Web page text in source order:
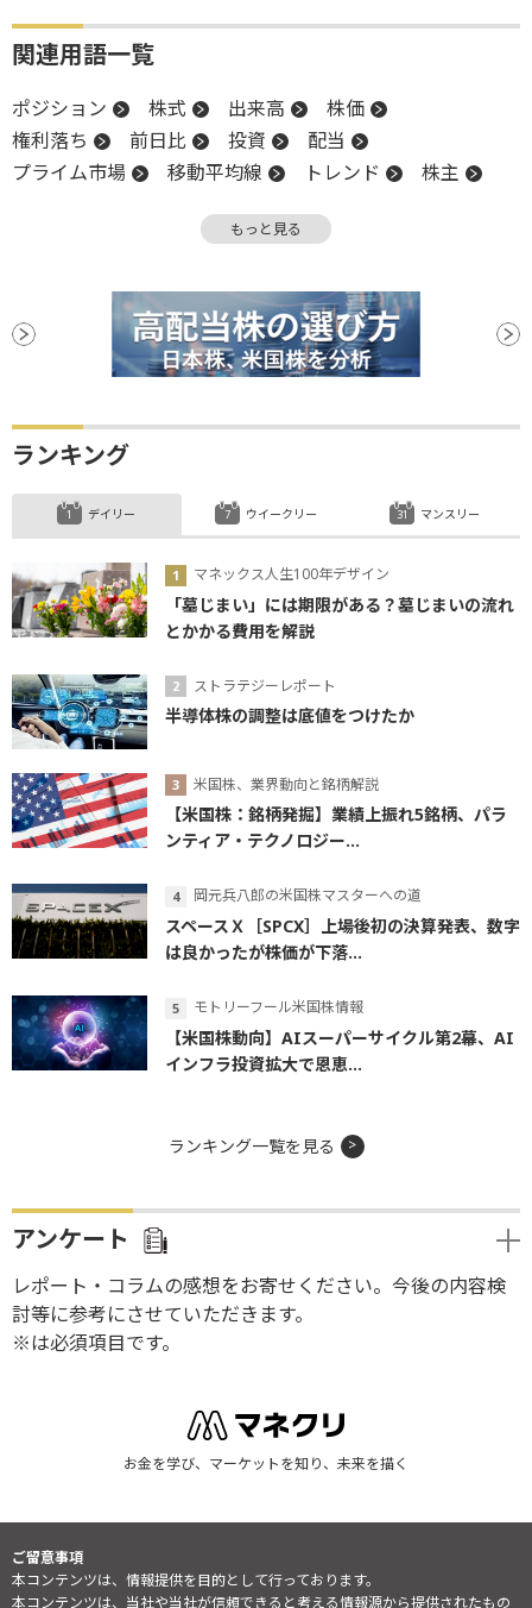
関連用語一覧
ポジション 株式 出来高
株価
権利落ち
前日比 投資
配当
プライム市場
移動平均線 トレンド
株主
株主優待
テクニカル分析
もっと見る
ランキング
デイリー
マネックス人生100年デザイン
「墓じまい」には期限がある？墓じまいの流れ
とかかる費用を解説
ストラテジーレポート
半導体株の調整は底値をつけたか
米国株、業界動向と銘柄解説
【米国株：銘柄発掘】業績上振れ5銘柄、パラ
ンティア・テクノロジー...
岡元兵八郎の米国株マスターへの道
スペースＸ［SPCX］上場後初の決算発表、数字
は良かったが株価が下落...
モトリーフール米国株情報
【米国株動向】AIスーパーサイクル第2幕、AI
インフラ投資拡大で恩恵...
ウイークリー マンスリー
ランキング一覧を見る
アンケート
レポート・コラムの感想をお寄せください。今後の内容検
討等に参考にさせていただきます。
※は必須項目です。
お金を学び、マーケットを知り、未来を描く
ご留意事項
本コンテンツは、情報提供を目的として行っております。
本コンテンツは、当社や当社が信頼できると考える情報源から提供されたもの